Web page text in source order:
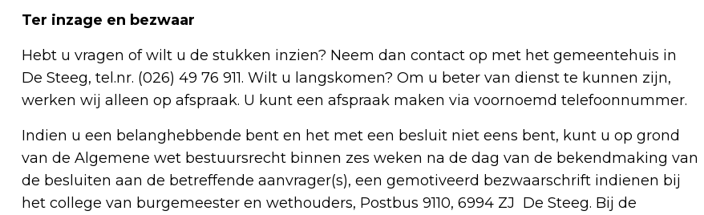
Ter inzage en bezwaar
Hebt u vragen of wilt u de stukken inzien? Neem dan contact op met het gemeentehuis in
De Steeg, tel.nr. (026) 49 76 911. Wilt u langskomen? Om u beter van dienst te kunnen zijn,
werken wij alleen op afspraak. U kunt een afspraak maken via voornoemd telefoonnummer.
Indien u een belanghebbende bent en het met een besluit niet eens bent, kunt u op grond
van de Algemene wet bestuursrecht binnen zes weken na de dag van de bekendmaking van
de besluiten aan de betreffende aanvrager(s), een gemotiveerd bezwaarschrift indienen bij
het college van burgemeester en wethouders, Postbus 9110, 6994 ZJ De Steeg. Bij de